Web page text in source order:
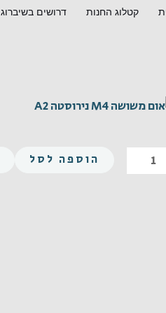
קטלוג החנות דרושים בשיברוג
כמות
הוספה לסל